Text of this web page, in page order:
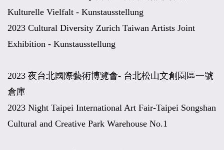
Kulturelle Vielfalt - Kunstausstellung
2023 Cultural Diversity Zurich Taiwan Artists Joint
Exhibition - Kunstausstellung
2023 夜台北國際藝術博覽會- 台北松山文創園區一號
倉庫
2023 Night Taipei International Art Fair-Taipei Songshan
Cultural and Creative Park Warehouse No.1